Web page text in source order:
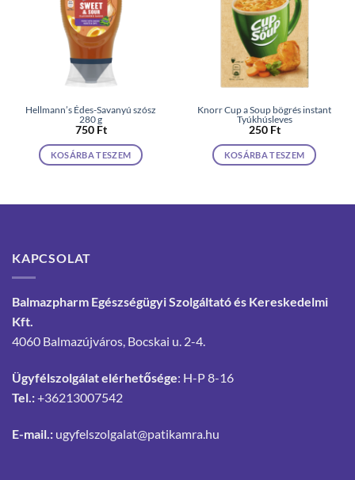
Hellmann’s Édes-Savanyú szósz
280 g
750 Ft
KOSÁRBA TESZEM
Knorr Cup a Soup bögrés instant
Tyúkhúsleves
250 Ft
KOSÁRBA TESZEM
KAPCSOLAT
Balmazpharm Egészségügyi Szolgáltató és Kereskedelmi
Kft.
4060 Balmazújváros, Bocskai u. 2-4.
Ügyfélszolgálat elérhetősége: H-P 8-16
Tel.:+36213007542
E-mail.: ugyfelszolgalat@patikamra.hu